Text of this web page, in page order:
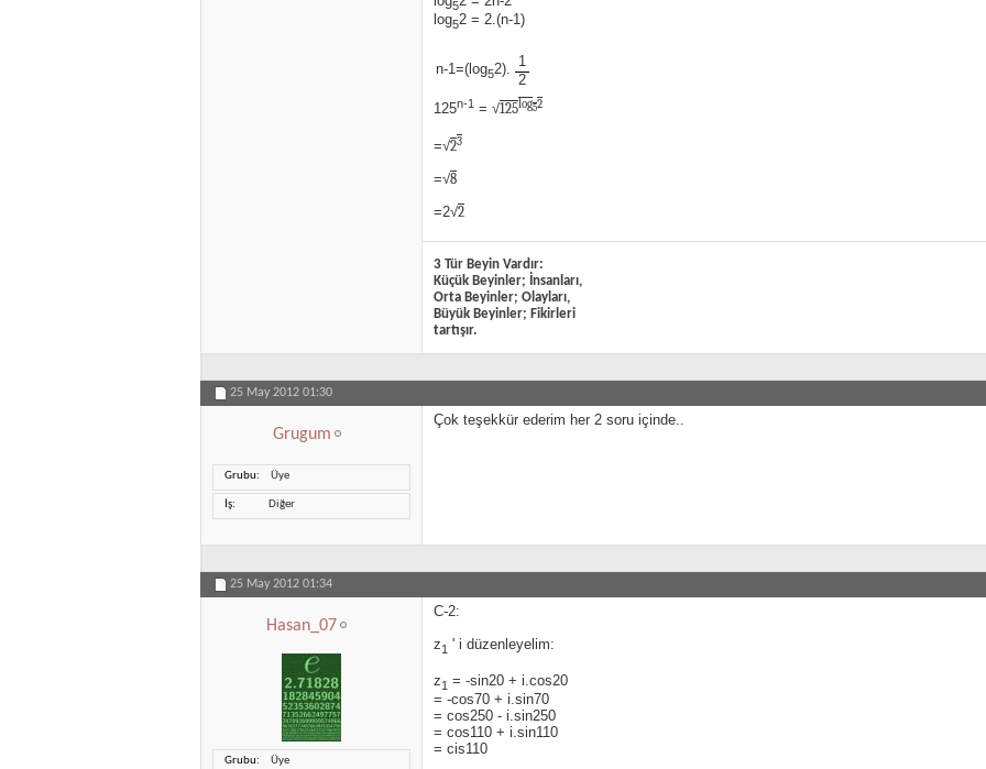
5
log52 = 2.(n-1)
n-1=(log52). 1
2
125n-1 = √125log52
=√23
=√8
=2√2
3 Tür Beyin Vardır:
Küçük Beyinler; İnsanları,
Orta Beyinler; Olayları,
Büyük Beyinler; Fikirleri
tartışır.
25 May 2012 01:30
Grugum
Grubu Üye
İş Diğer
Çok teşekkür ederim her 2 soru içinde..
25 May 2012 01:34
Hasan_07
Grubu Üye
C-2:
z1 ' i düzenleyelim:
z1 = -sin20 + i.cos20
= -cos70 + i.sin70
= cos250 - i.sin250
= cos110 + i.sin110
= cis110